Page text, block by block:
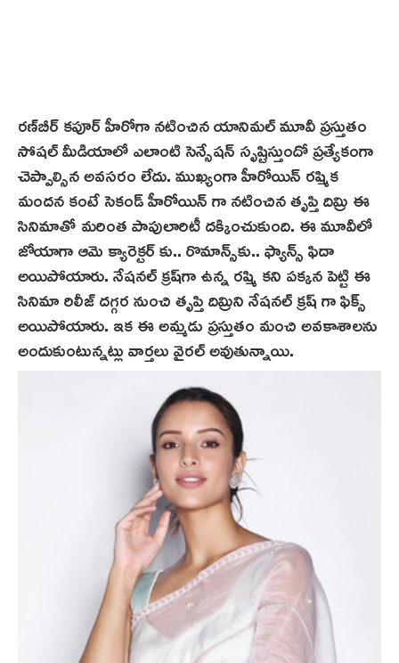
రణ్‌బీర్ కపూర్ హీరోగా నటించిన యానిమల్ మూవీ ప్రస్తుతం
సోషల్ మీడియాలో ఎలాంటి సెన్సేషన్ సృష్టిస్తుందో ప్రత్యేకంగా
చెప్పాల్సిన అవసరం లేదు. ముఖ్యంగా హీరోయిన్ రష్మిక
మందన కంటే సెకండ్ హీరోయిన్ గా నటించిన తృప్తి దిమ్రి ఈ
సినిమాతో మరింత పాపులారిటీ దక్కించుకుంది. ఈ మూవీలో
జోయాగా ఆమె క్యారెక్టర్ కు.. రొమాన్స్‌కు.. ఫ్యాన్స్ ఫిదా
అయిపోయారు. నేషనల్ క్ర‌ష్‌గా ఉన్న రష్మి కని పక్కన పెట్టి ఈ
సినిమా రిలీజ్ దగ్గర నుంచి తృప్తి దిమ్రిని నేషనల్ క్రష్ గా ఫిక్స్
అయిపోయారు. ఇక ఈ అమ్మ‌డు ప్రస్తుతం మంచి అవకాశాలను
అందుకుంటున్నట్లు వార్తలు వైరల్ అవుతున్నాయి.